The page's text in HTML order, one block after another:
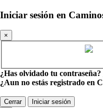
Iniciar sesión en
×
¿Has olvidado tu contraseña?
¿Aun no estás registrado en
Cerrar
Iniciar sesión